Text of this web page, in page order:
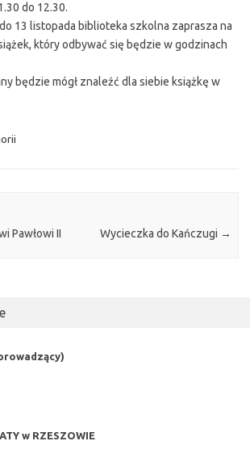
do 12.30.
13 listopada biblioteka szkolna zaprasza na
który odbywać się będzie w godzinach
będzie mógł znaleźć dla siebie książkę w
Pawłowi II Wycieczka do Kańczugi →
w RZESZOWIE